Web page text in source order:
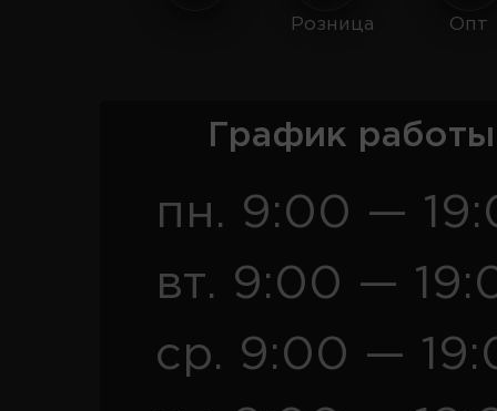
Розница Опт
График
пн. 9:00 —
вт. 9:00 —
ср. 9:00 —